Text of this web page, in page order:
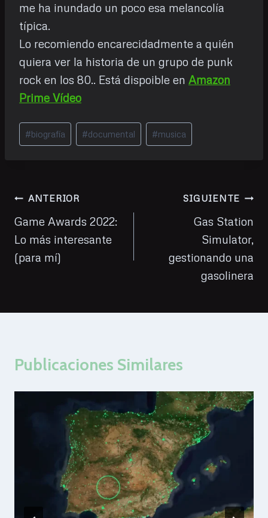
me ha inundado un poco esa melancolía
típica.
Lo recomiendo encarecidadmente a quién
quiera ver la historia de un grupo de punk
rock en los 80.. Está dispoible en Amazon
Prime Vídeo
Etiquetas
de
#biografía #documental #musica
Navegación
de
entradas
ANTERIOR
Game Awards 2022:
Lo más interesante
(para mí)
SIGUIENTE
Gas Station
Simulator,
gestionando una
gasolinera
Publicaciones Similares